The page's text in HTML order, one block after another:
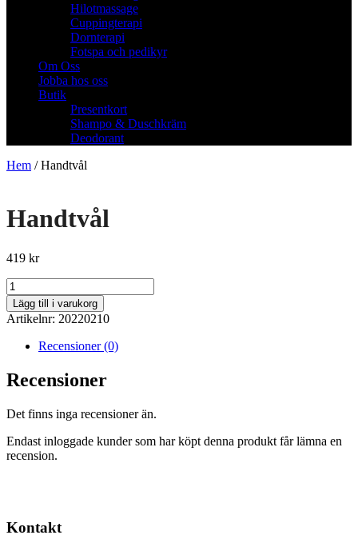
Hilotmassage
Cuppingterapi
Dornterapi
Fotspa och pedikyr
Om Oss
Jobba hos oss
Butik
Presentkort
Shampo & Duschkräm
Deodorant
Hem / Handtvål
Handtvål
419 kr
Handtvål
mängd
Lägg till i varukorg
Artikelnr: 20220210
Recensioner (0)
Recensioner
Det finns inga recensioner än.
Endast inloggade kunder som har köpt denna produkt får lämna en
recension.
Kontakt